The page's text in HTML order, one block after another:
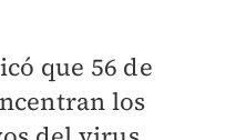
que 56 de
los